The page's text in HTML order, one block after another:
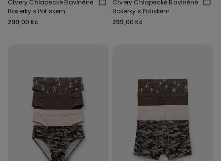
Čtvery Chlapecké Bavlněné
Boxerky s Potiskem
299,00 Kč
Čtvery Chlapecké Bavlněné
Boxerky s Potiskem
299,00 Kč